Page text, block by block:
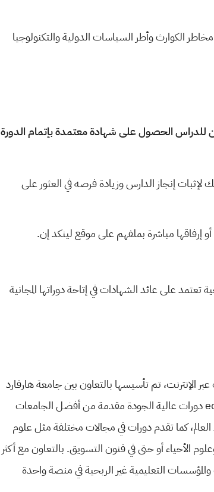
الكوارث وأطر السياسات الدولية والتكنولوجيا
للدراس الحصول على شهادة معتمدة بإتمام الدورة
إنجاز الدارس وزيادة فرصه في العثور على
أو إرفاقها مباشرة بملفهم على موقع لينكدإن.
على عائد الشهادات في إتاحة دوراتها المجانية
تم تأسيسها بالتعاون بين جامعة هارفارد
دورات عالية الجودة مقدمة من أفضل الجامعات
كما تقدم دورات في مجالات مختلفة مثل علوم
الأحياء أو حتى في فنون التسويق. بالتعاون مع أكثر
التعليمية غير الربحية في منصة واحدة